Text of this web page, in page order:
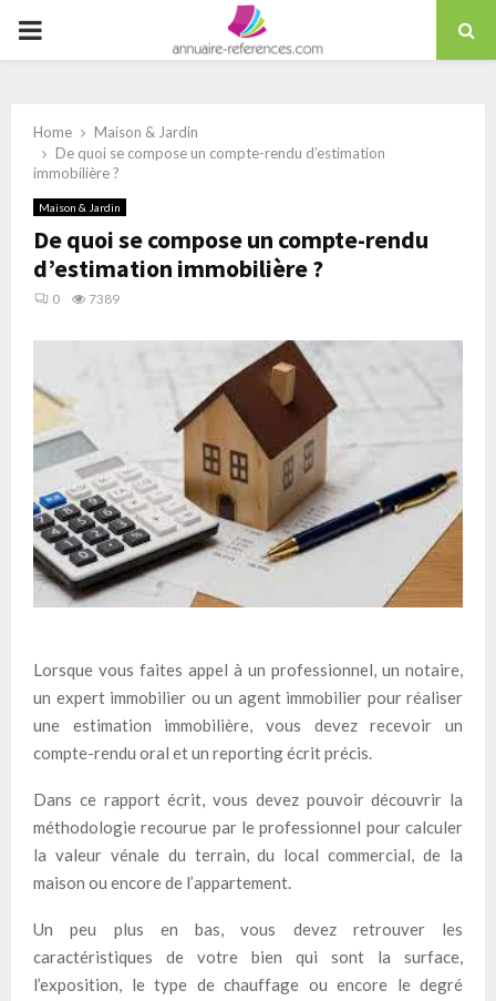
content
PRIMARY
Home
Maison & Jardin
De quoi se compose un compte-rendu d’estimation
immobilière ?
Maison & Jardin
De quoi se compose un compte-rendu
d’estimation immobilière ?
0 7389
Lorsque vous faites appel à un professionnel, un notaire,
un expert immobilier ou un agent immobilier pour réaliser
une estimation immobilière, vous devez recevoir un
compte-rendu oral et un reporting écrit précis.
Dans ce rapport écrit, vous devez pouvoir découvrir la
méthodologie recourue par le professionnel pour calculer
la valeur vénale du terrain, du local commercial, de la
maison ou encore de l’appartement.
Un peu plus en bas, vous devez retrouver les
caractéristiques de votre bien qui sont la surface,
l’exposition, le type de chauffage ou encore le degré